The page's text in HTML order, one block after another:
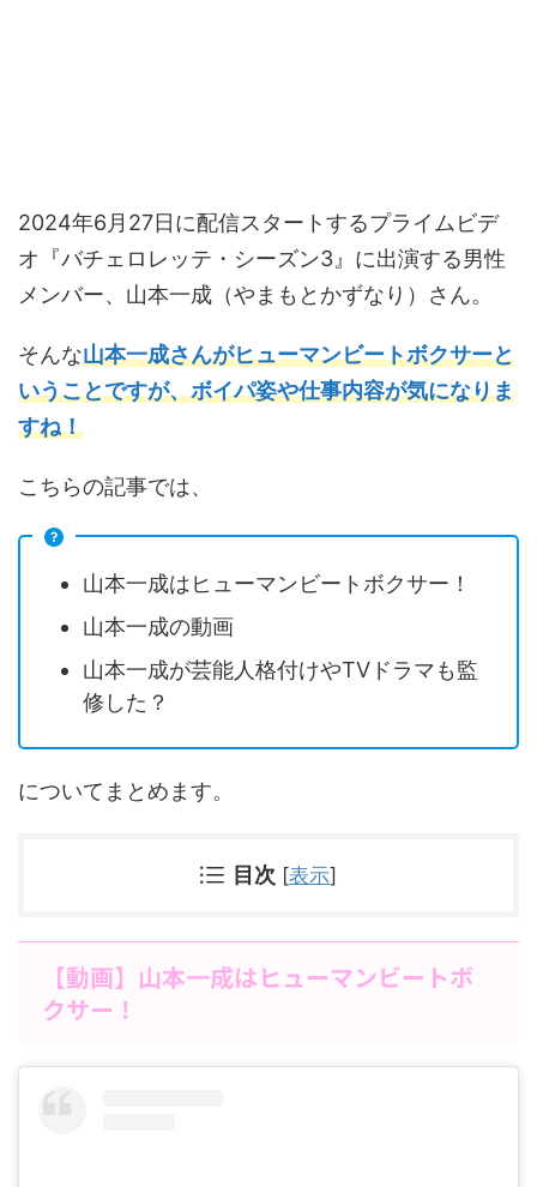
2024年6月27日に配信スタートするプライムビデ
オ『バチェロレッテ・シーズン3』に出演する男性
メンバー、山本一成（やまもとかずなり）さん。
そんな山本一成さんがヒューマンビートボクサーと
いうことですが、ボイパ姿や仕事内容が気になりま
すね！
こちらの記事では、
山本一成はヒューマンビートボクサー！
山本一成の動画
山本一成が芸能人格付けやTVドラマも監
修した？
についてまとめます。
目次 [表示]
【動画】山本一成はヒューマンビートボ
クサー！